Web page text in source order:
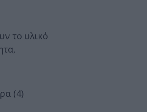
το υλικό
(4)